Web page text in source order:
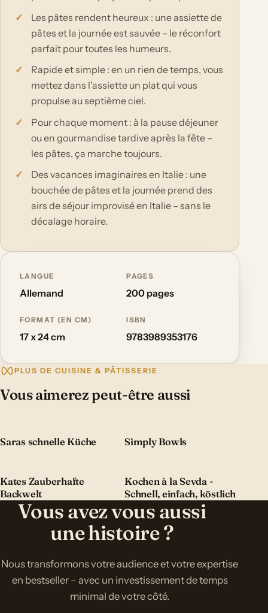
Les pâtes rendent heureux : une assiette de
pâtes et la journée est sauvée – le réconfort
parfait pour toutes les humeurs.
Rapide et simple : en un rien de temps, vous
mettez dans l'assiette un plat qui vous
propulse au septième ciel.
Pour chaque moment : à la pause déjeuner
ou en gourmandise tardive après la fête –
les pâtes, ça marche toujours.
Des vacances imaginaires en Italie : une
bouchée de pâtes et la journée prend des
airs de séjour improvisé en Italie – sans le
décalage horaire.
LANGUE
Allemand
PAGES
200 pages
FORMAT (EN CM)
17 x 24 cm
ISBN
9783989353176
PLUS DE CUISINE & PÂTISSERIE
Vous aimerez peut-être aussi
Saras schnelle Küche Simply Bowls
Kates Zauberhafte
Backwelt
Kochen à la Sevda -
Schnell, einfach, köstlich
Vous avez vous aussi
une histoire ?
Nous transformons votre audience et votre expertise
en bestseller – avec un investissement de temps
minimal de votre côté.